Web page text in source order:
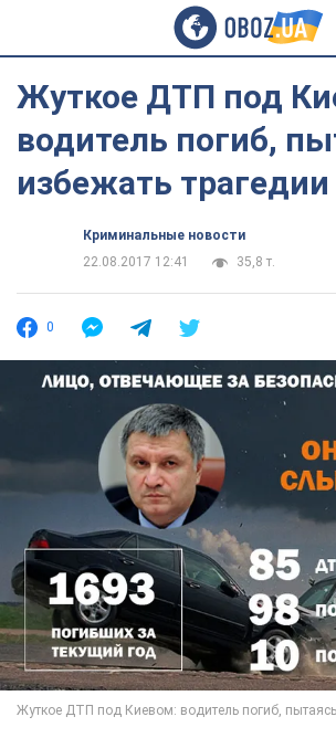
Жуткое ДТП под
водитель погиб,
избежать трагедии
Криминальные новости
22.08.2017 12:41
35,8 т.
0